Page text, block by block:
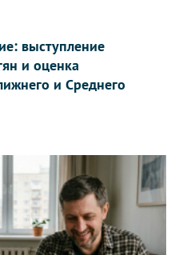
выступление
и оценка
и Среднего